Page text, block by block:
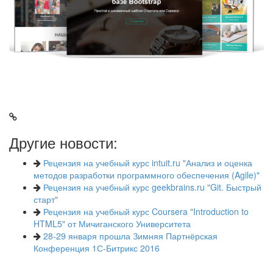
Другие новости:
Рецензия на учебный курс intuit.ru "Анализ и оценка
методов разработки программного обеспечения (Agile)"
Рецензия на учебный курс geekbrains.ru "Git. Быстрый
старт"
Рецензия на учебный курс Coursera "Introduction to
HTML5" от Мичиганского Университета
28-29 января прошла Зимняя Партнёрская
Конференция 1С-Битрикс 2016